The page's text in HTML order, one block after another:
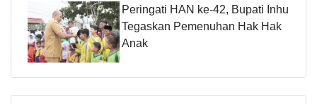
Peringati HAN ke-42, Bupati Inhu
Tegaskan Pemenuhan Hak Hak
Anak